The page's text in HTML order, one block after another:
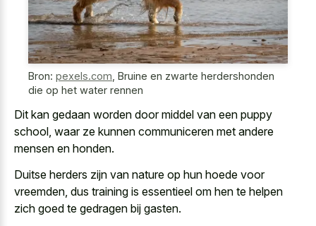
Bron: pexels.com Bruine en zwarte herdershonden
die op het water rennen
Dit kan gedaan worden door middel van een puppy
school, waar ze kunnen communiceren met andere
mensen en honden.
Duitse herders zijn van nature op hun hoede voor
vreemden, dus training is essentieel om hen te helpen
zich goed te gedragen bij gasten.